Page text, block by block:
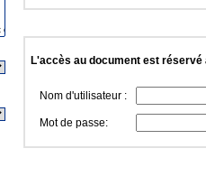
L'accès au document est réservé
Nom d'utilisateur :
Mot de passe: